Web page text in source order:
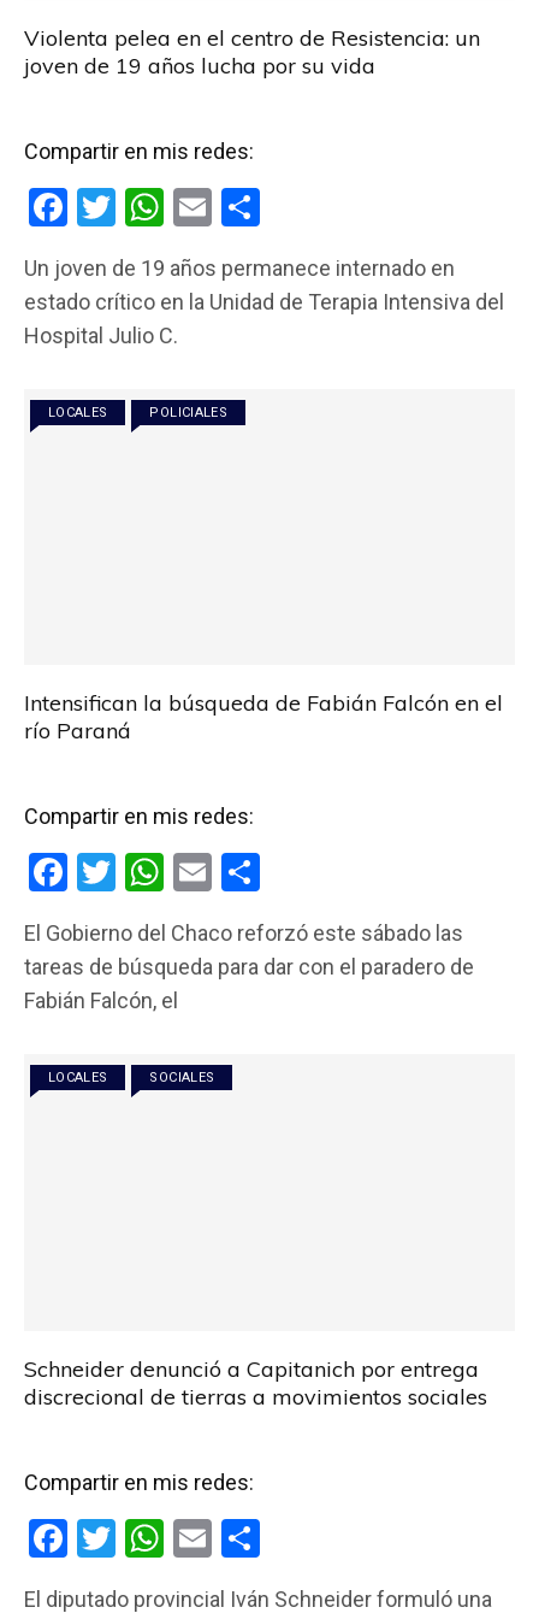
Violenta pelea en el centro de Resistencia: un
joven de 19 años lucha por su vida
Compartir en mis redes:
F
ce
b
o
k
T
tt
er
W
at
s
p
p
E
ail m
p
Un joven de 19 años permanece internado en
estado crítico en la Unidad de Terapia Intensiva del
Hospital Julio C.
LOCALES POLICIALES
Intensifican la búsqueda de Fabián Falcón en el
río Paraná
Compartir en mis redes:
F
ce
b
o
k
T
tt
er
W
at
s
p
p
E
ail m
p
El Gobierno del Chaco reforzó este sábado las
tareas de búsqueda para dar con el paradero de
Fabián Falcón, el
LOCALES SOCIALES
Schneider denunció a Capitanich por entrega
discrecional de tierras a movimientos sociales
Compartir en mis redes:
F
T
W E
El diputado provincial Iván Schneider formuló una